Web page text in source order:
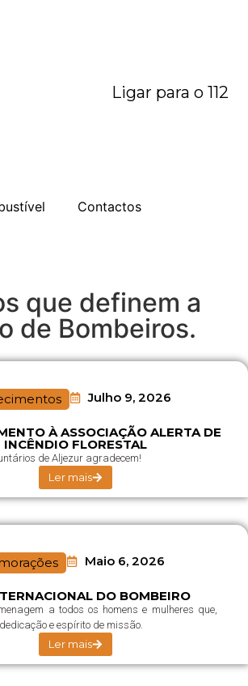
Ligar para o 112
Contactos
que definem a
de Bombeiros.
Julho 9, 2026
À ASSOCIAÇÃO ALERTA DE
INCÊNDIO FLORESTAL
de Aljezur agradecem!
Ler mais
Maio 6, 2026
DO BOMBEIRO
a todos os homens e mulheres que,
e espírito de missão.
Ler mais